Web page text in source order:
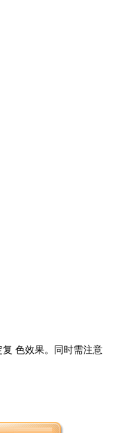
色效果。同时需注意